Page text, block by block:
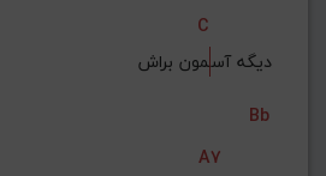
C
دیگه آسمون براش
Bb
A7